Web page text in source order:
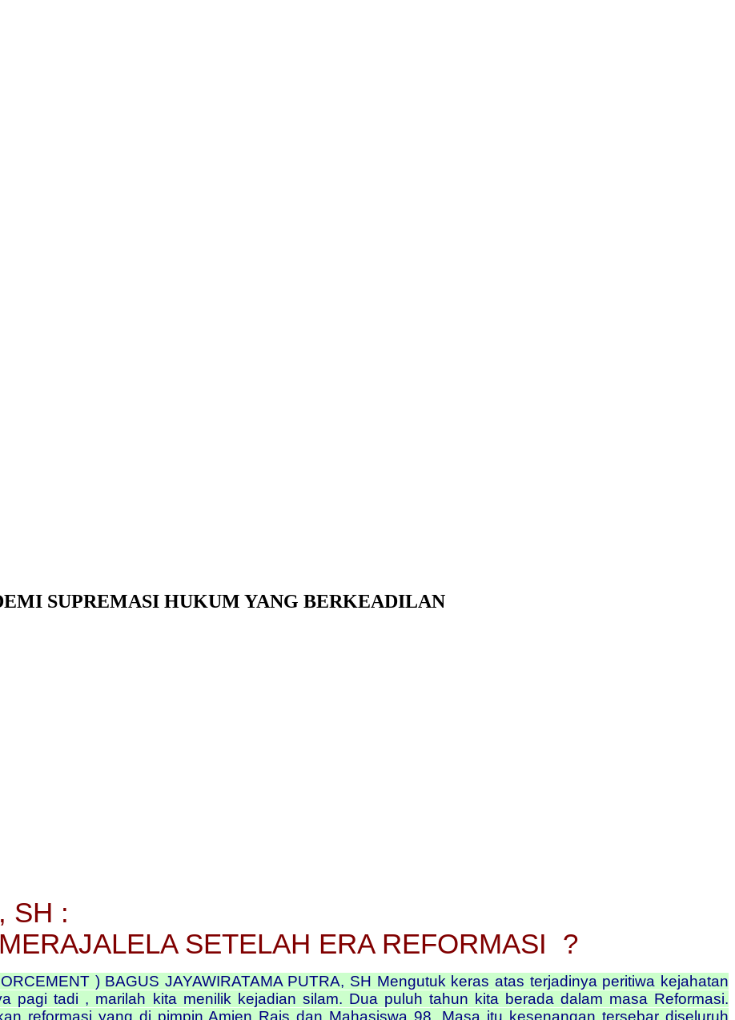
SUPREMASI HUKUM YANG BERKEADILAN
SH :
SETELAH ERA REFORMASI ?
) BAGUS JAYAWIRATAMA PUTRA, SH Mengutuk keras atas terjadinya peritiwa kejahatan
pagi tadi , marilah kita menilik kejadian silam. Dua puluh tahun kita berada dalam masa Reformasi.
reformasi yang di pimpin Amien Rais dan Mahasiswa 98. Masa itu kesenangan tersebar diseluruh